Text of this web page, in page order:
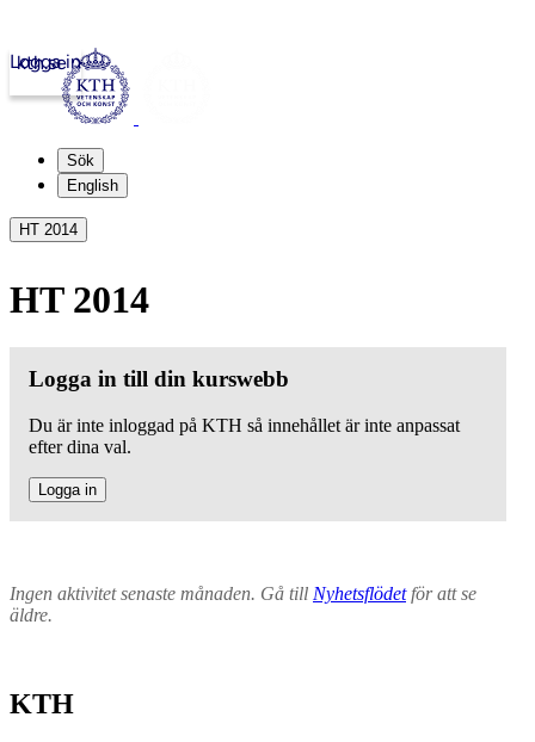
kth.se
Logga in
Sök
English
HT 2014
HT 2014
Logga in till din kurswebb
Du är inte inloggad på KTH så innehållet är inte anpassat
efter dina val.
Logga in
Ingen aktivitet senaste månaden. Gå till Nyhetsflödetför att se
äldre.
KTH